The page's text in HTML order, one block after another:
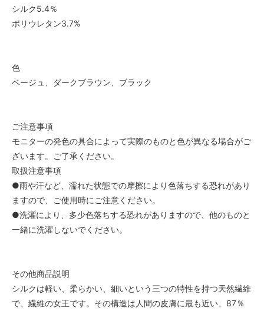
シルク5.4％
ポリウレタン3.7%
色
ベージュ、ダークブラウン、ブラック
ご注意事項
モニターの発色の具合によって実際のものと色が異なる場合がご
ざいます。ご了承ください。
取扱注意事項
●雨や汗など、濡れた状態での摩擦により色落ちする恐れがあり
ますので、ご使用時にご注意ください。
●洗濯により、多少色落ちする恐れがありますので、他のものと
一緒に洗濯しないでください。
その他商品説明
シルクは軽い、柔らかい、細いという三つの特性を持つ天然繊維
で、繊維の女王です。その構造は人間の皮膚に最も近い、87％